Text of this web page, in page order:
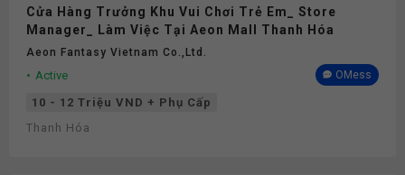
Cửa Hàng Trưởng Khu Vui Chơi Trẻ Em_ Store
Manager_ Làm Việc Tại Aeon Mall Thanh Hóa
Aeon Fantasy Vietnam Co.,ltd.
Active OMess
10 - 12 Triệu VND + Phụ Cấp
Thanh Hóa